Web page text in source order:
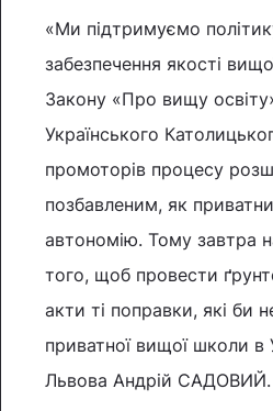
«Ми підтримуємо
забезпечення якості
Закону «Про вищу
Українського
промоторів процесу
позбавленим, як
автономію. Тому завтра
того, щоб провести
акти ті поправки, які би
приватної вищої школи в
Львова Андрій САДОВИЙ.